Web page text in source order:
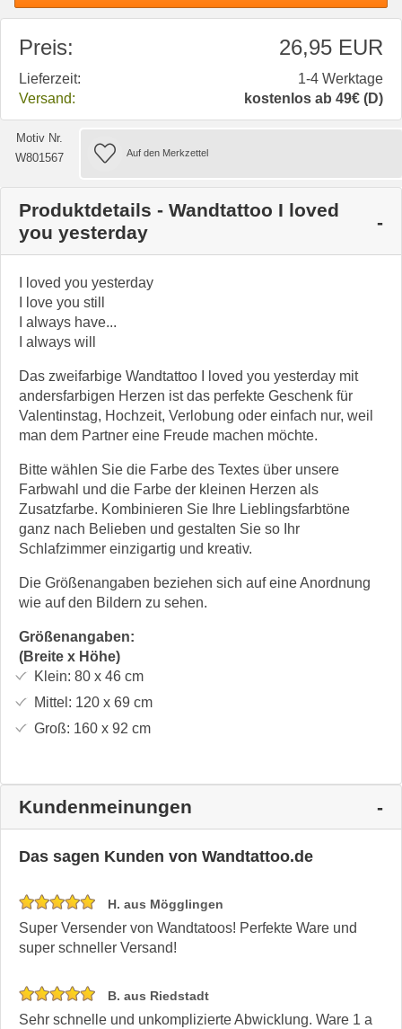
Preis: 26,95 EUR
Lieferzeit:
1-4 Werktage
Versand:
kostenlos ab 49€ (D)
Motiv Nr.
W801567
Produktdetails - Wandtattoo I loved
you yesterday
I loved you yesterday
I love you still
I always have...
I always will
Das zweifarbige Wandtattoo I loved you yesterday mit
andersfarbigen Herzen ist das perfekte Geschenk für
Valentinstag, Hochzeit, Verlobung oder einfach nur, weil
man dem Partner eine Freude machen möchte.
Bitte wählen Sie die Farbe des Textes über unsere
Farbwahl und die Farbe der kleinen Herzen als
Zusatzfarbe. Kombinieren Sie Ihre Lieblingsfarbtöne
ganz nach Belieben und gestalten Sie so Ihr
Schlafzimmer einzigartig und kreativ.
Die Größenangaben beziehen sich auf eine Anordnung
wie auf den Bildern zu sehen.
Größenangaben:
(Breite x Höhe)
Klein: 80 x 46cm
Mittel: 120 x 69 cm
Groß: 160 x 92 cm
Kundenmeinungen
Das sagen Kunden von Wandtattoo.de
H. aus Mögglingen
Super Versender von Wandtatoos! Perfekte Ware und
super schneller Versand!
B. aus Riedstadt
Sehr schnelle und unkomplizierte Abwicklung. Ware 1 a